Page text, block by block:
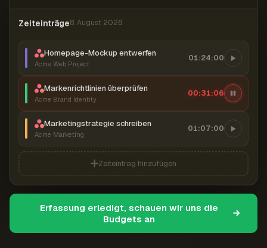
Zeiteinträge8. August 2026
Homepage-Mockup entwerfen
Acme Web Project
01:24:00
Markenrichtlinien überprüfen
Acme Brand Identity
00:31:07
Marketingstrategie schreiben
Acme Marketing
01:07:00
Zeiteintrag hinzufügen
Erfassung erledigt, schauen wir uns die
Budgets an